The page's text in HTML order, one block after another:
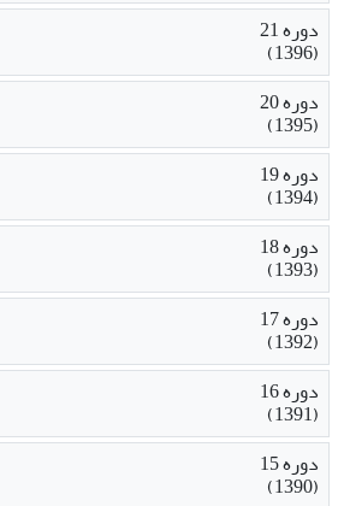
دوره 21
(1396)
دوره 20
(1395)
دوره 19
(1394)
دوره 18
(1393)
دوره 17
(1392)
دوره 16
(1391)
دوره 15
(1390)